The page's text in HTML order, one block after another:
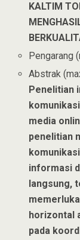
KALTIM
Pengarang
Abstrak
Penelitian
media
penelitian
informasi
langsung,
horizontal
pada